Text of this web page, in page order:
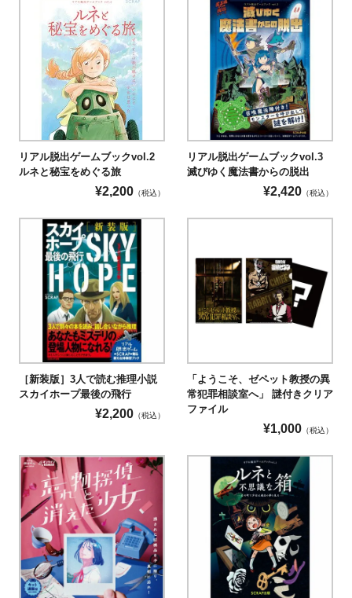
リアル脱出ゲームブックvol.2
ルネと秘宝をめぐる旅
¥2,200 （税込）
リアル脱出ゲームブックvol.3
滅びゆく魔法書からの脱出
¥2,420 （税込）
［新装版］3人で読む推理小説
スカイホープ最後の飛行
¥2,200 （税込）
「ようこそ、ゼペット教授の異
常犯罪相談室へ」 謎付きクリア
ファイル
¥1,000 （税込）